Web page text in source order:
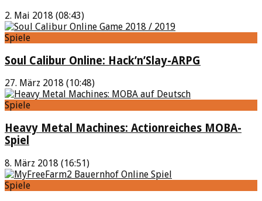
2. Mai 2018 (08:43)
Spiele
Soul Calibur Online: Hack’n’Slay-ARPG
27. März 2018 (10:48)
Spiele
Heavy Metal Machines: Actionreiches MOBA-
Spiel
8. März 2018 (16:51)
Spiele